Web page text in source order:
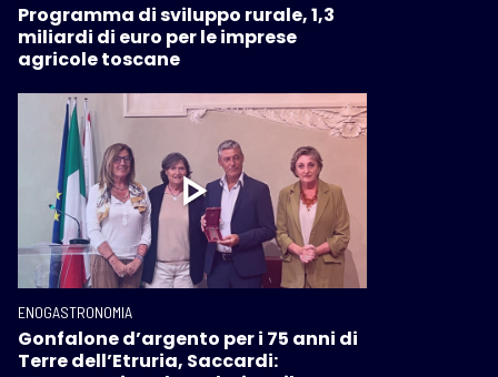
Programma di sviluppo rurale, 1,3
miliardi di euro per le imprese
agricole toscane
ENOGASTRONOMIA
Gonfalone d’argento per i 75 anni di
Terre dell’Etruria, Saccardi: